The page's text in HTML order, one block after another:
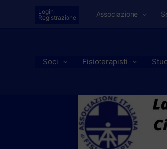
Login
Registrazione
Associazione
Soci Fisioterapisti